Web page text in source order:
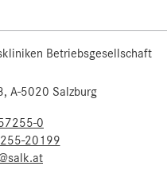
Betriebsgesellschaft
A-5020 Salzburg
0
20199